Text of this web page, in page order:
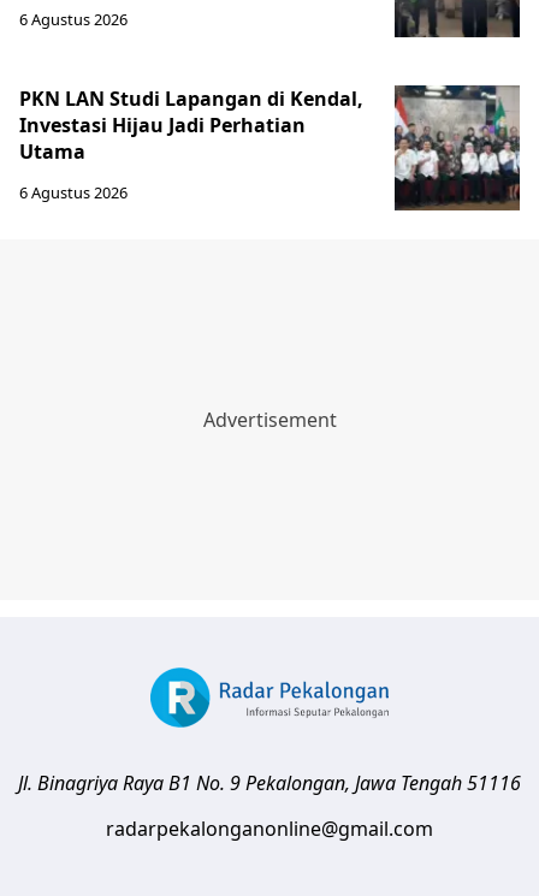
6 Agustus 2026
PKN LAN Studi Lapangan di Kendal,
Investasi Hijau Jadi Perhatian
Utama
6 Agustus 2026
Jl. Binagriya Raya B1 No. 9Pekalongan, Jawa Tengah51116
radarpekalonganonline@gmail.com